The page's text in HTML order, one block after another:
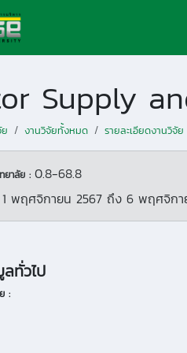
งานวิจัยทั้งหมด รายละเอียดงานวิจัย
ยาลัย : 0.8-68.8
1 พฤศจิกายน 2567 ถึง 6 พฤศจิกา
ทั่วไป
: